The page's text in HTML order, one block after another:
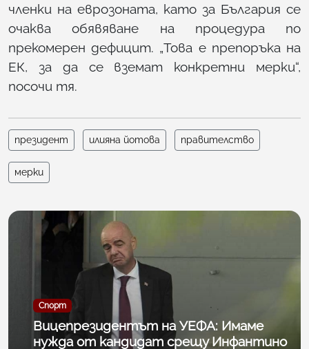
членки на еврозоната, като за България се
очаква обявяване на процедура по
прекомерен дефицит. „Това е препоръка на
ЕК, за да се вземат конкретни мерки“,
посочи тя.
президент илияна йотова правителство
мерки
Спорт
Вицепрезидентът на УЕФА: Имаме
нужда от кандидат срещу Инфантино